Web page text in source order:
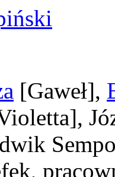
[Gaweł],
,